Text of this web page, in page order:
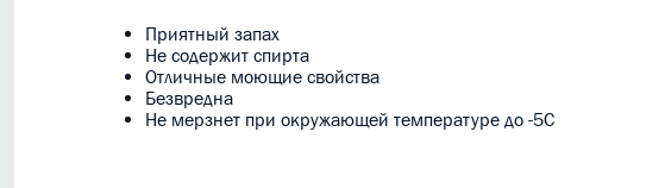
Приятный запах
Не содержит спирта
Отличные моющие свойства
Безвредна
Не мерзнет при окружающей температуре до -5C